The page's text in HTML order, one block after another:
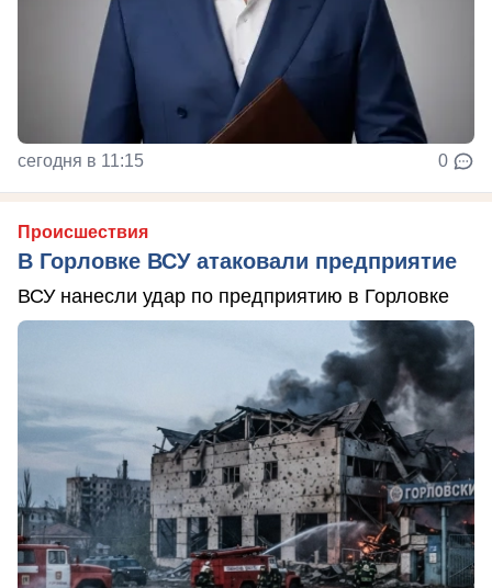
сегодня в 11:15 0
Происшествия
В Горловке ВСУ атаковали предприятие
ВСУ нанесли удар по предприятию в Горловке